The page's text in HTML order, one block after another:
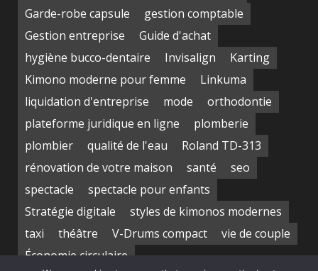
Garde-robe capsule
gestion comptable
Gestion entreprise
Guide d'achat
hygiène bucco-dentaire
Invisalign
Karting
Kimono moderne pour femme
Linkuma
liquidation d'entreprise
mode
orthodontie
plateforme juridique en ligne
plomberie
plombier
qualité de l'eau
Roland TD-313
rénovation de votre maison
santé
seo
spectacle
spectacle pour enfants
Stratégie digitale
styles de kimonos modernes
taxi
théâtre V-Drums compact
vie de couple
Économie circulaire